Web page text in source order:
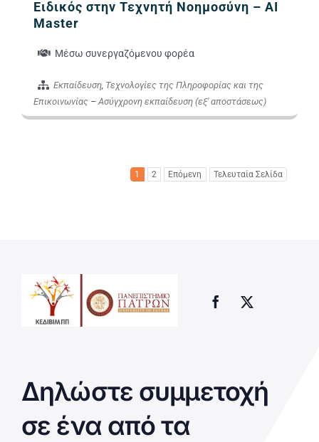
Ειδικός στην Τεχνητή Νοημοσύνη – AI
Master
Μέσω συνεργαζόμενου φορέα
Εκπαίδευση, Τεχνολογίες της Πληροφορίας και της
Επικοινωνίας –Ασύγχρονη εκπαίδευση (εξ' αποστάσεως)
1 2 Επόμενη Τελευταία Σελίδα
Δηλώστε συμμετοχή
σε ένα από τα